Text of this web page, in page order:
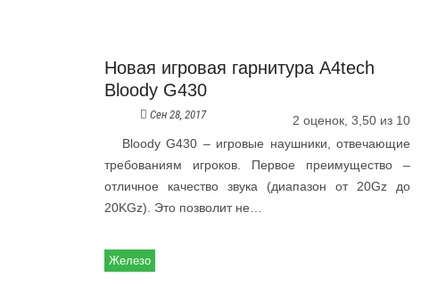
Новая игровая гарнитура A4tech
Bloody G430
2 оценок, 3,50 из 10
Сен 28, 2017
Bloody G430 – игровые наушники, отвечающие
требованиям игроков. Первое преимущество –
отличное качество звука (диапазон от 20Gz до
20KGz). Это позволит не…
Железо